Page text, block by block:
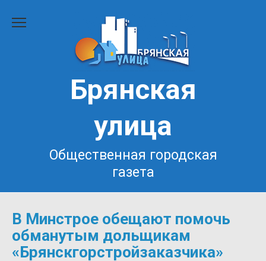
Брянская
улица
Общественная городская
газета
В Минстрое обещают помочь
обманутым дольщикам
«Брянскгорстройзаказчика»